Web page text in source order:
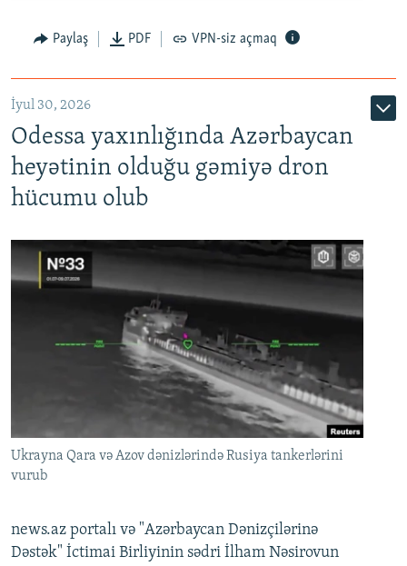
Paylaş PDF VPN-siz açmaq
İyul 30, 2026
Odessa yaxınlığında Azərbaycan
heyətinin olduğu gəmiyə dron
hücumu olub
Ukrayna Qara və Azov dənizlərində Rusiya tankerlərini
vurub
news.az portalı və "Azərbaycan Dənizçilərinə
Dəstək" İctimai Birliyinin sədri İlham Nəsirovun